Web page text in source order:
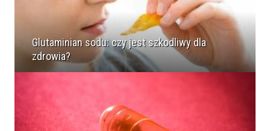
Glutaminian sodu: czy jest szkodliwy dla
zdrowia?